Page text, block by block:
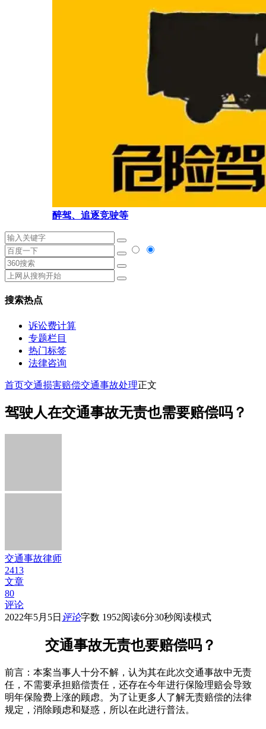
醉驾、追逐竞驶等
搜索热点
诉讼费计算
专题栏目
热门标签
法律咨询
首页交通损害赔偿交通事故处理正文
驾驶人在交通事故无责也需要赔偿吗？
交通事故律师
2413
文章
80
评论
2022年5月5日 评论字数 1952阅读6分30秒阅读模式
交通事故无责也要赔偿吗？
前言：本案当事人十分不解，认为其在此次交通事故中无责
任，不需要承担赔偿责任，还存在今年进行保险理赔会导致
明年保险费上涨的顾虑。为了让更多人了解无责赔偿的法律
规定，消除顾虑和疑惑，所以在此进行普法。